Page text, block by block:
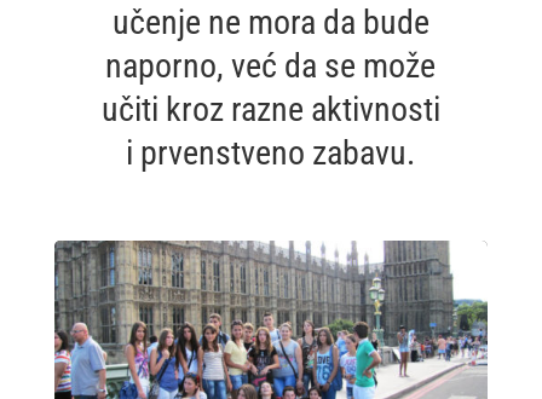
učenje ne mora da bude
naporno, već da se može
učiti kroz razne aktivnosti
i prvenstveno zabavu.